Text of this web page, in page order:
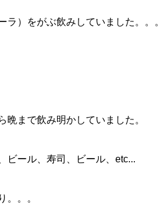
ラ）をがぶ飲みしていました。。。
晩まで飲み明かしていました。
ビール、寿司、ビール、etc...
。。。